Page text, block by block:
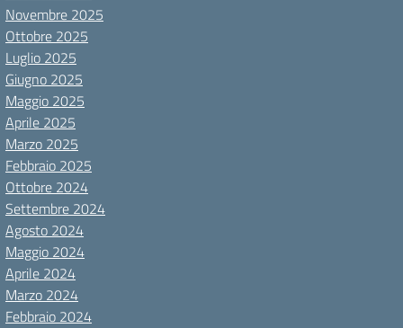
Novembre 2025
Ottobre 2025
Luglio 2025
Giugno 2025
Maggio 2025
Aprile 2025
Marzo 2025
Febbraio 2025
Ottobre 2024
Settembre 2024
Agosto 2024
Maggio 2024
Aprile 2024
Marzo 2024
Febbraio 2024